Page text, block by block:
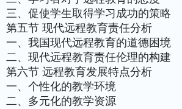
三、促使学生取得学习成功的策略
第五节 现代远程教育责任分析
一、我国现代远程教育的道德困境
二、现代远程教育责任伦理的构建
第六节 远程教育发展特点分析
一、个性化的教学环境
二、多元化的教学资源